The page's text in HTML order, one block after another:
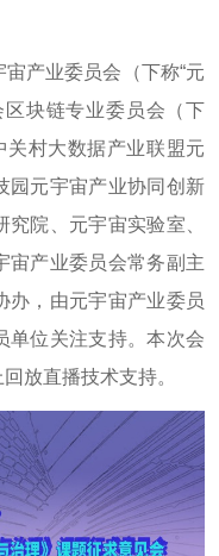
产业委员会（下称“元
块链专业委员会（下
关村大数据产业联盟元
园元宇宙产业协同创新
院、元宇宙实验室、
宙产业委员会常务副主
办，由元宇宙产业委员
单位关注支持。本次会
放直播技术支持。